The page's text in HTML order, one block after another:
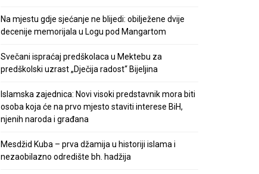
Na mjestu gdje sjećanje ne blijedi: obilježene dvije
decenije memorijala u Logu pod Mangartom
Svečani ispraćaj predškolaca u Mektebu za
predškolski uzrast „Dječija radost“ Bijeljina
Islamska zajednica: Novi visoki predstavnik mora biti
osoba koja će na prvo mjesto staviti interese BiH,
njenih naroda i građana
Mesdžid Kuba – prva džamija u historiji islama i
nezaobilazno odredište bh. hadžija